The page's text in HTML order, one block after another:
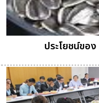
ประโยชน์ขอ